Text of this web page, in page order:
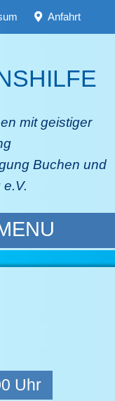
Anfahrt
mit geistiger
Buchen und
Uhr